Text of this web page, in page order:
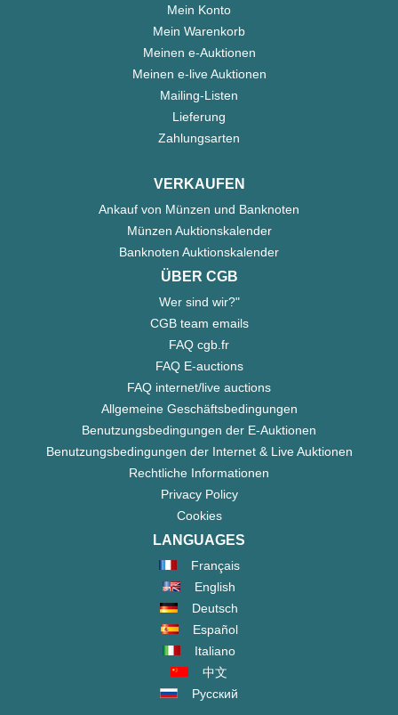
Mein Konto
Mein Warenkorb
Meinen e-Auktionen
Meinen e-live Auktionen
Mailing-Listen
Lieferung
Zahlungsarten
VERKAUFEN
Ankauf von Münzen und Banknoten
Münzen Auktionskalender
Banknoten Auktionskalender
ÜBER CGB
Wer sind wir?"
CGB team emails
FAQ cgb.fr
FAQ E-auctions
FAQ internet/live auctions
Allgemeine Geschäftsbedingungen
Benutzungsbedingungen der E-Auktionen
Benutzungsbedingungen der Internet & Live Auktionen
Rechtliche Informationen
Privacy Policy
Cookies
LANGUAGES
Français
English
Deutsch
Español
Italiano
中文
Русский